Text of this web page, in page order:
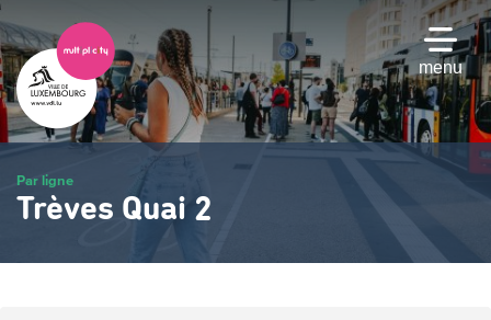
Passer
au
contenu
principal
menu
Par ligne
Trèves Quai 2